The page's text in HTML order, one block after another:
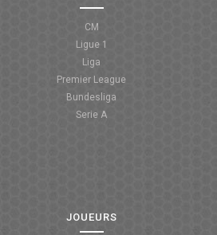
COUPE DE FRANCE
COUPE DE LA LIGUE
CM
Ligue 1
Liga
Premier League
Bundesliga
Serie A
JOUEURS